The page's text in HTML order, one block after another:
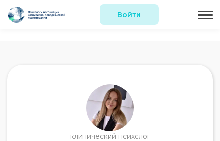
Войти
клинический психолог